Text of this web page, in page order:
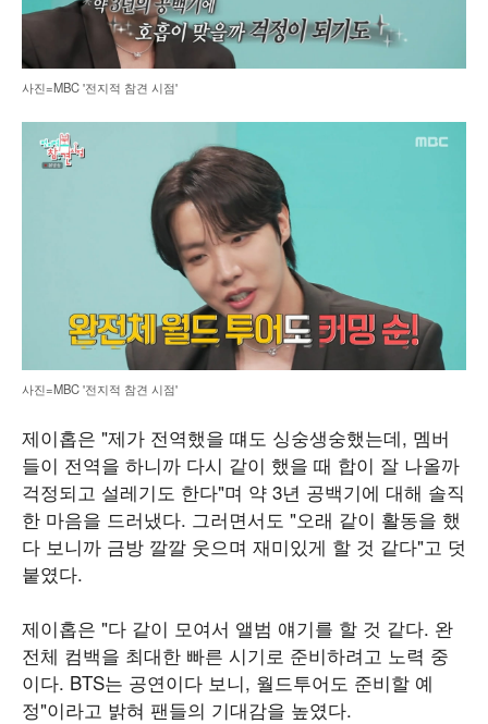
사진=MBC '전지적 참견 시점'
사진=MBC '전지적 참견 시점'
제이홉은 "제가 전역했을 떄도 싱숭생숭했는데, 멤버
들이 전역을 하니까 다시 같이 했을 때 합이 잘 나올까
걱정되고 설레기도 한다"며 약 3년 공백기에 대해 솔직
한 마음을 드러냈다. 그러면서도 "오래 같이 활동을 했
다 보니까 금방 깔깔 웃으며 재미있게 할 것 같다"고 덧
붙였다.
제이홉은 "다 같이 모여서 앨범 얘기를 할 것 같다. 완
전체 컴백을 최대한 빠른 시기로 준비하려고 노력 중
이다. BTS는 공연이다 보니, 월드투어도 준비할 예
정"이라고 밝혀 팬들의 기대감을 높였다.